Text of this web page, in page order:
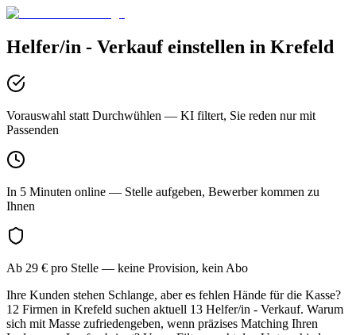
Helfer/in - Verkauf einstellen in Krefeld
Vorauswahl statt Durchwühlen — KI filtert, Sie reden nur mit
Passenden
In 5 Minuten online — Stelle aufgeben, Bewerber kommen zu
Ihnen
Ab 29 € pro Stelle — keine Provision, kein Abo
Ihre Kunden stehen Schlange, aber es fehlen Hände für die Kasse?
12 Firmen in Krefeld suchen aktuell 13 Helfer/in - Verkauf. Warum
sich mit Masse zufriedengeben, wenn präzises Matching Ihren